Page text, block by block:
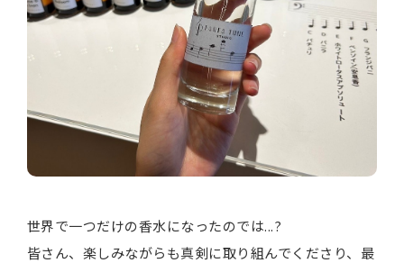
世界で一つだけの香水になったのでは...?
皆さん、楽しみながらも真剣に取り組んでくださり、最